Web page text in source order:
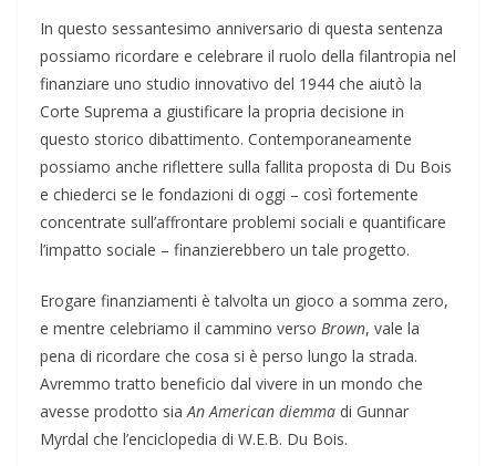
In questo sessantesimo anniversario di questa sentenza
possiamo ricordare e celebrare il ruolo della filantropia nel
finanziare uno studio innovativo del 1944 che aiutò la
Corte Suprema a giustificare la propria decisione in
questo storico dibattimento. Contemporaneamente
possiamo anche riflettere sulla fallita proposta di Du Bois
e chiederci se le fondazioni di oggi – così fortemente
concentrate sull’affrontare problemi sociali e quantificare
l’impatto sociale – finanzierebbero un tale progetto.
Erogare finanziamenti è talvolta un gioco a somma zero,
e mentre celebriamo il cammino verso Brown, vale la
pena di ricordare che cosa si è perso lungo la strada.
Avremmo tratto beneficio dal vivere in un mondo che
avesse prodotto siaAn American diemma di Gunnar
Myrdal che l’enciclopedia di W.E.B. Du Bois.